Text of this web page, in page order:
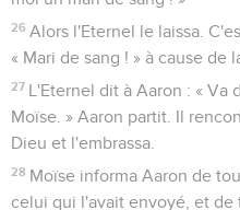
26 Alors l'Eternel le laissa.
« Mari de sang ! » à cause de
27 L'Eternel dit à Aaron : « Va
Moïse. » Aaron partit. Il
Dieu et l'embrassa.
28 Moïse informa Aaron de
celui qui l'avait envoyé, et